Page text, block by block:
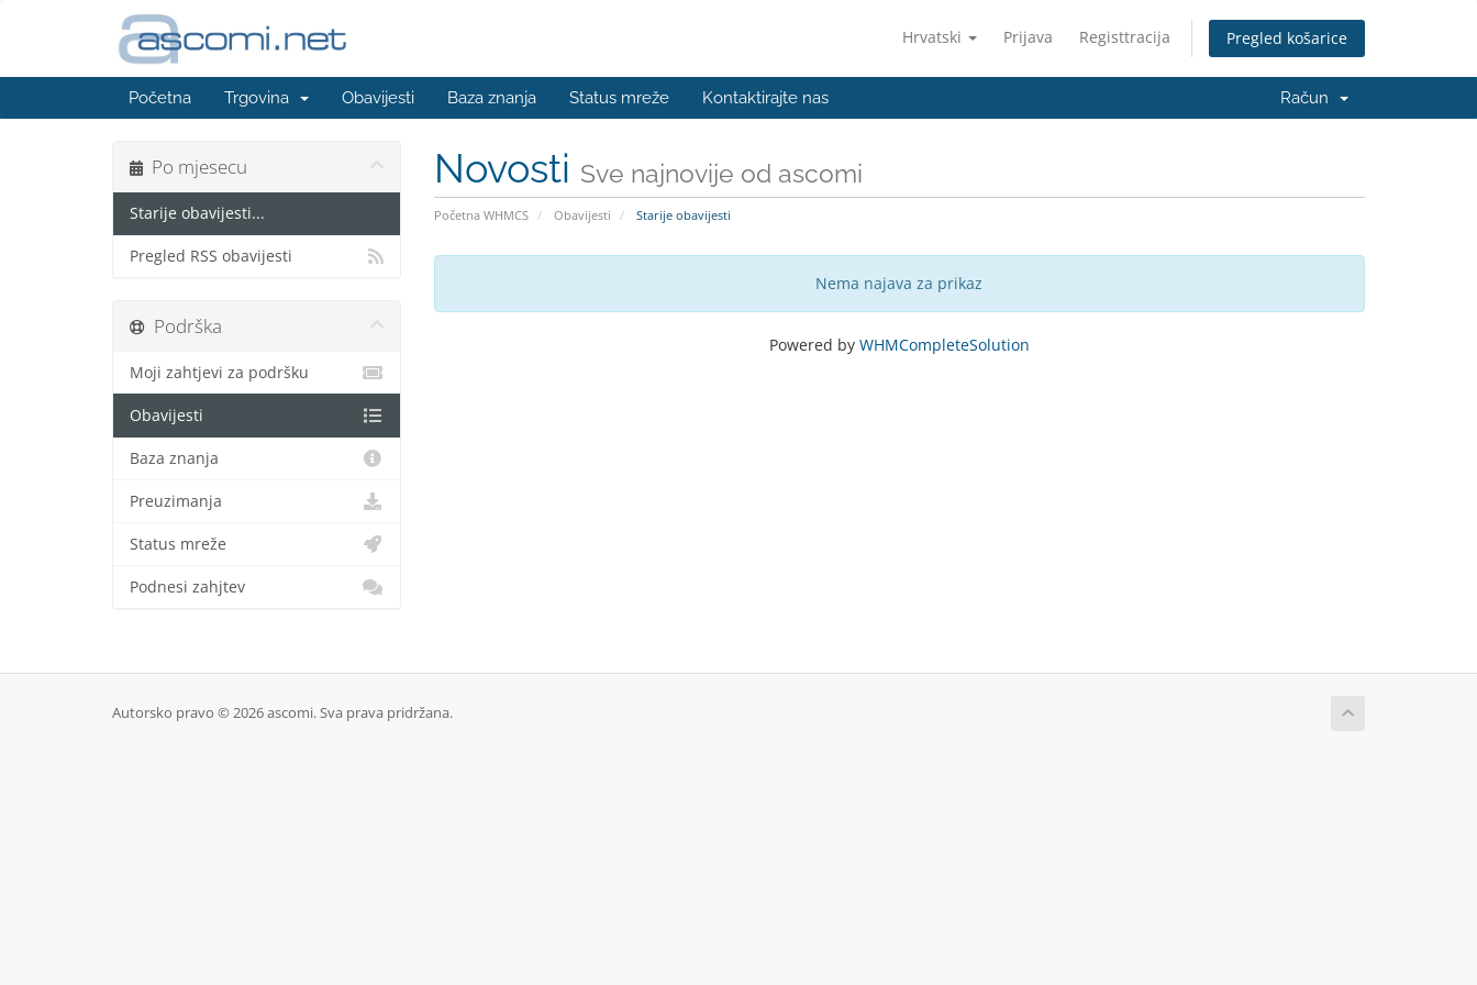
Hrvatski Prijava Registtracija Pregled košarice
Početna Trgovina Obavijesti Baza znanja Status mreže Kontaktirajte nas Račun
Novosti Sve najnovije od ascomi
Početna WHMCS Obavijesti Starije obavijesti
Po mjesecu
Starije obavijesti...
Pregled RSS obavijesti
Nema najava za prikaz
Powered by WHMCompleteSolution
Podrška
Moji zahtjevi za podršku
Obavijesti
Baza znanja
Preuzimanja
Status mreže
Podnesi zahjtev
Autorsko pravo © 2026 ascomi. Sva prava pridržana.